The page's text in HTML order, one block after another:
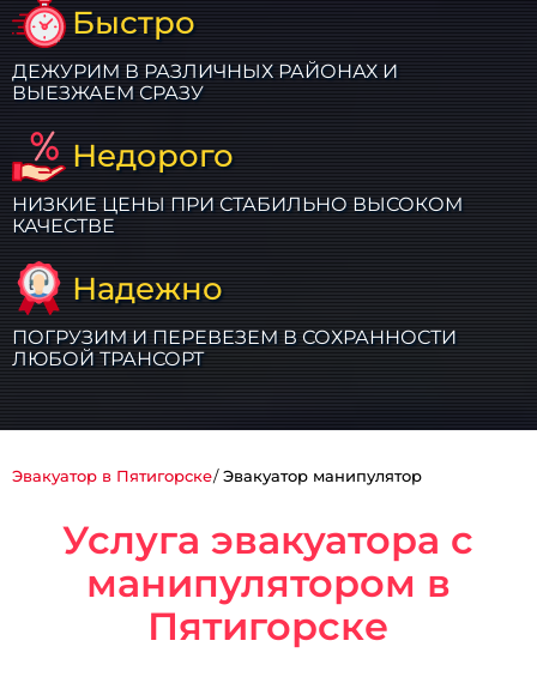
Быстро
ДЕЖУРИМ В РАЗЛИЧНЫХ РАЙОНАХ И
ВЫЕЗЖАЕМ СРАЗУ
Недорого
НИЗКИЕ ЦЕНЫ ПРИ СТАБИЛЬНО ВЫСОКОМ
КАЧЕСТВЕ
Надежно
ПОГРУЗИМ И ПЕРЕВЕЗЕМ В СОХРАННОСТИ
ЛЮБОЙ ТРАНСОРТ
Эвакуатор в Пятигорске Эвакуатор манипулятор
Услуга эвакуатора с
манипулятором в
Пятигорске